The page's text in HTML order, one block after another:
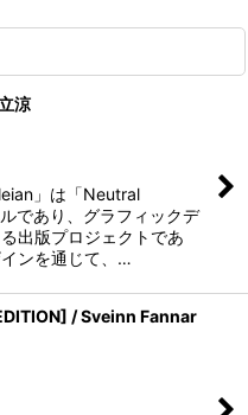
涼
」は「Neutral
であり、グラフィックデ
出版プロジェクトであ
ンを通じて、…
/ Sveinn Fannar